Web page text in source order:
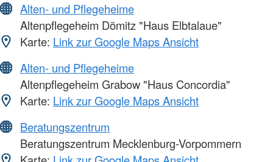
Alten- und Pflegeheime
Altenpflegeheim Dömitz "Haus Elbtalaue"
Karte: Link zur Google Maps Ansicht
Alten- und Pflegeheime
Altenpflegeheim Grabow "Haus Concordia"
Karte: Link zur Google Maps Ansicht
Beratungszentrum
Beratungszentrum Mecklenburg-Vorpommern